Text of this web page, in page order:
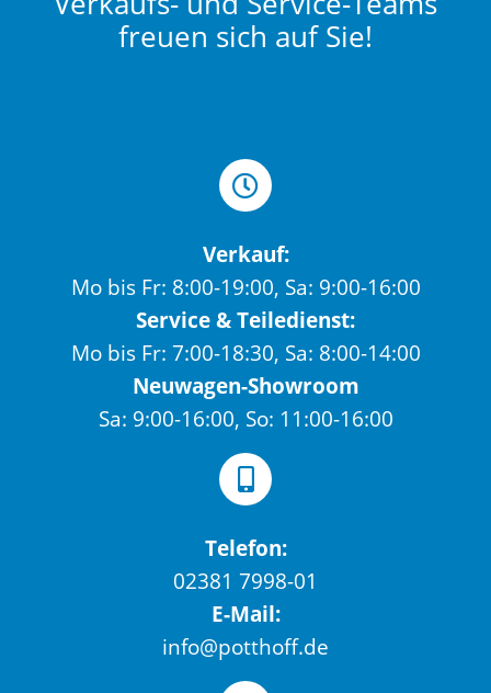
freuen sich auf Sie!
Verkauf:
Mo bis Fr: 8:00-19:00, Sa: 9:00-16:00
Service & Teiledienst:
Mo bis Fr: 7:00-18:30, Sa: 8:00-14:00
Neuwagen-Showroom
Sa: 9:00-16:00, So: 11:00-16:00
Telefon:
02381 7998-01
E-Mail:
info@potthoff.de